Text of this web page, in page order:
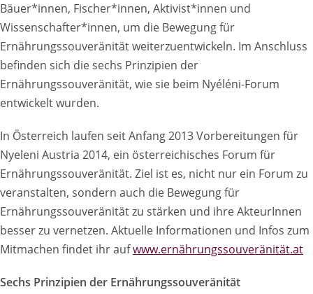
Bäuer*innen, Fischer*innen, Aktivist*innen und
Wissenschafter*innen, um die Bewegung für
Ernährungssouveränität weiterzuentwickeln. Im Anschluss
befinden sich die sechs Prinzipien der
Ernährungssouveränität, wie sie beim Nyéléni-Forum
entwickelt wurden.
In Österreich laufen seit Anfang 2013 Vorbereitungen für
Nyeleni Austria 2014, ein österreichisches Forum für
Ernährungssouveränität. Ziel ist es, nicht nur ein Forum zu
veranstalten, sondern auch die Bewegung für
Ernährungssouveränität zu stärken und ihre AkteurInnen
besser zu vernetzen. Aktuelle Informationen und Infos zum
Mitmachen findet ihr aufwww.ernährungssouveränität.at
Sechs Prinzipien der Ernährungssouveränität